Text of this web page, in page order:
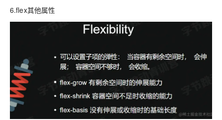
6.flex其他属性